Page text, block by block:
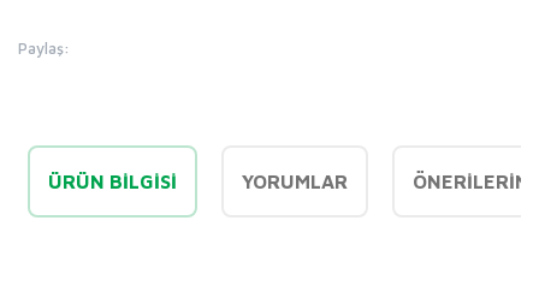
Paylaş:
ÜRÜN BILGISI YORUMLAR